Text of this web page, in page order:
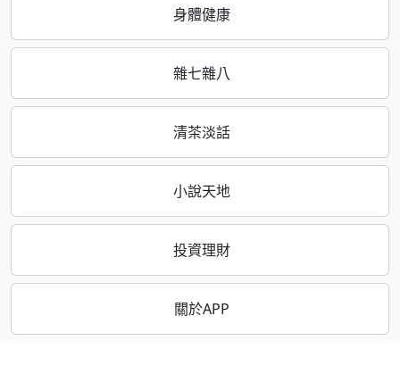
身體健康
雜七雜八
清茶淡話
小說天地
投資理財
關於APP